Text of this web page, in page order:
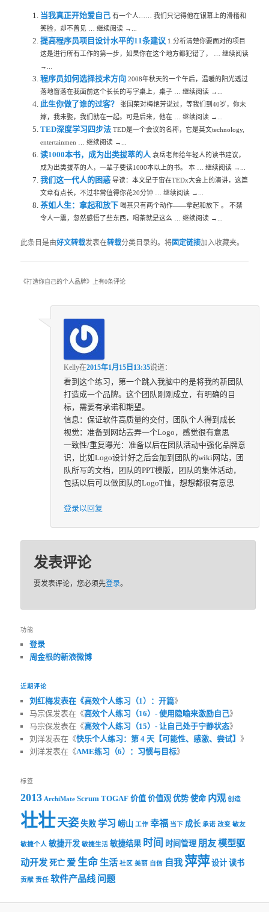
当我真正开始爱自己 有一个人…… 我们只记得他在银幕上的滑稽和
笑脸，却不曾见 … 继续阅读 →...
提高程序员项目设计水平的11条建议 1.分析清楚你要面对的项目
这是进行所有工作的第一步，如果你在这个地方都犯错了， … 继续阅读
→...
程序员如何选择技术方向 2008年秋天的一个午后，温暖的阳光透过
落地窗落在我面前这个长长的写字桌上，桌子 … 继续阅读 →...
此生你做了谁的过客？
张国荣对梅艳芳说过，等我们到40岁，你未
嫁，我未娶，我们就在一起。可是后来，他在 … 继续阅读 →...
TED深度学习四步法 TED是一个会议的名称，它是英文technology,
entertainmen … 继续阅读 →...
读1000本书，成为出类拔萃的人 袁岳老师给年轻人的读书建议，
成为出类拔萃的人，一辈子要读1000本以上的书。 本 … 继续阅读 →...
我们这一代人的困惑 导读：本文是于宙在TEDx大会上的演讲，这篇
文章有点长，不过非常值得你花20分钟 … 继续阅读 →...
茶如人生：拿起和放下 喝茶只有两个动作——拿起和放下 。 不禁
令人一震，忽然感悟了些东西，喝茶就是这么 … 继续阅读 →...
此条目是由好文转载发表在转载分类目录的。将固定链接加入收藏夹。
《打造你自己的个人品牌》上有0条评论
Kelly在2015年1月15日13:35说道：
看到这个练习，第一个跳入我脑中的是将我的新团队
打造成一个品牌。这个团队刚刚成立，有明确的目
标，需要有承诺和期望。
信息：保证软件高质量的交付，团队个人得到成长
视觉：准备到网站去弄一个Logo，感觉很有意思
一致性/重复曝光：准备以后在团队活动中强化品牌意
识，比如Logo设计好之后会加到团队的wiki网站，团
队所写的文档，团队的PPT模版，团队的集体活动，
包括以后可以做团队的LogoT恤，想想都很有意思
登录以回复
发表评论
要发表评论，您必须先登录。
功能
登录
周金根的新浪微博
近期评论
刘红梅发表在《高效个人练习（1）：开篇》
马宗保发表在《高效个人练习（16）- 使用隐喻来激励自己》
马宗保发表在《高效个人练习（15）- 让自己处于宁静状态》
刘洋发表在《快乐个人练习：第 4 天【可能性、感激、尝试】 》
刘洋发表在《AME练习（6）：习惯与目标》
标签
2013 ArchiMate Scrum TOGAF 价值 价值观 优势 使命 内观 创造
壮壮天姿 失败 学习 崂山 工作 幸福 当下 成长 承诺 改变 敏友
敏捷个人 敏捷开发 敏捷生活 敏捷结果 时间 时间管理 朋友模型驱
动开发 死亡 爱 生命生活 社区 美丽 自信 自我 萍萍 设计 读书
贡献 责任 软件产品线 问题